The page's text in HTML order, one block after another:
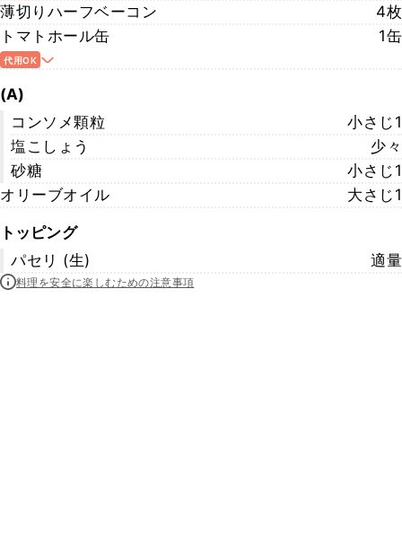
薄切りハーフベーコン
4枚
トマトホール缶
1缶
代用OK
(A)
コンソメ顆粒
小さじ1
塩こしょう
少々
砂糖
小さじ1
オリーブオイル
大さじ1
トッピング
パセリ (生)
適量
料理を安全に楽しむための注意事項